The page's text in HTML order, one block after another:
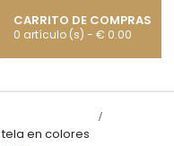
CARRITO DE COMPRAS
0 artículo (s) - € 0.00
en colores